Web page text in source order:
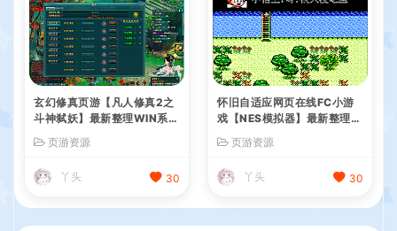
玄幻修真页游【凡人修真2之
斗神弑妖】最新整理WIN系服
+外网教程
页游资源
丫头 30
怀旧自适应网页在线FC小游
戏【NES模拟器】最新整理W
端+管理后台+支持手柄+存档
页游资源
丫头 30